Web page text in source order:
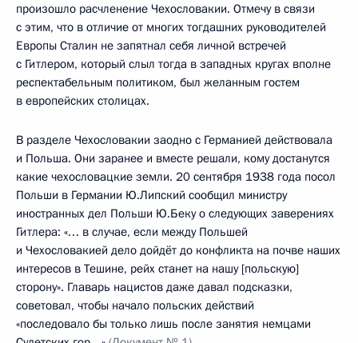
произошло расчленение Чехословакии. Отмечу в связи
с этим, что в отличие от многих тогдашних руководителей
Европы Сталин не запятнал себя личной встречей
с Гитлером, который слыл тогда в западных кругах вполне
респектабельным политиком, был желанным гостем
в европейских столицах.
В разделе Чехословакии заодно с Германией действовала
и Польша. Они заранее и вместе решали, кому достанутся
какие чехословацкие земли. 20 сентября 1938 года посол
Польши в Германии Ю.Липский сообщил министру
иностранных дел Польши Ю.Беку о следующих заверениях
Гитлера: «… в случае, если между Польшей
и Чехословакией дело дойдёт до конфликта на почве наших
интересов в Тешине, рейх станет на нашу [польскую]
сторону». Главарь нацистов даже давал подсказки,
советовал, чтобы начало польских действий
«последовало бы только лишь после занятия немцами